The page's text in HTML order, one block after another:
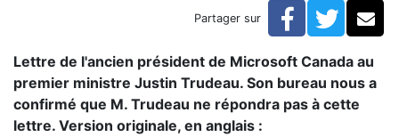
Trudeau « désobligeant envers les personnes
Partager sur Facebook
Lettre de l'ancien président de Microsoft Canada au
premier ministre Justin Trudeau. Son bureau nous a
confirmé que M. Trudeau ne répondra pas à cette
lettre. Version originale, en anglais :